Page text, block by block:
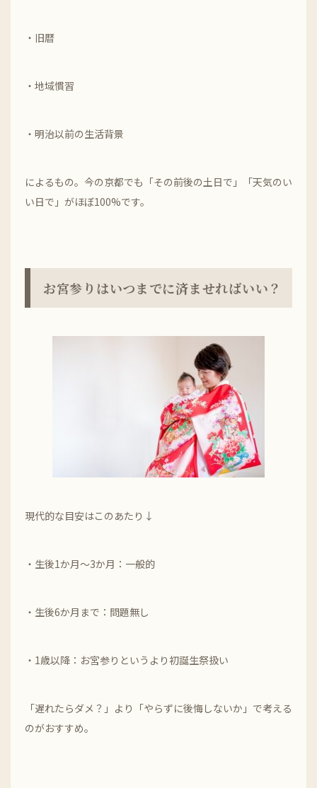
・旧暦
・地域慣習
・明治以前の生活背景
によるもの。今の京都でも「その前後の土日で」「天気のい
い日で」がほぼ100%です。
お宮参りはいつまでに済ませればいい？
現代的な目安はこのあたり↓
・生後1か月～3か月：一般的
・生後6か月まで：問題無し
・1歳以降：お宮参りというより初誕生祭扱い
「遅れたらダメ？」より「やらずに後悔しないか」で考える
のがおすすめ。